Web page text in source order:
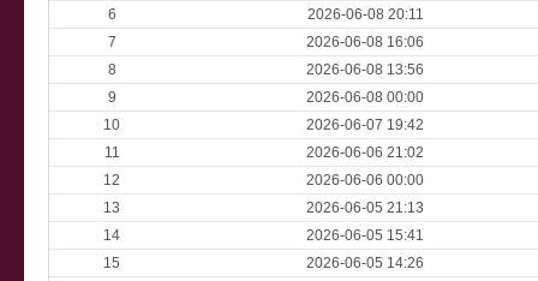
6
2026-06-08 20:11
7
2026-06-08 16:06
8
2026-06-08 13:56
9
2026-06-08 00:00
10
2026-06-07 19:42
11
2026-06-06 21:02
12
2026-06-06 00:00
13
2026-06-05 21:13
14
2026-06-05 15:41
15
2026-06-05 14:26